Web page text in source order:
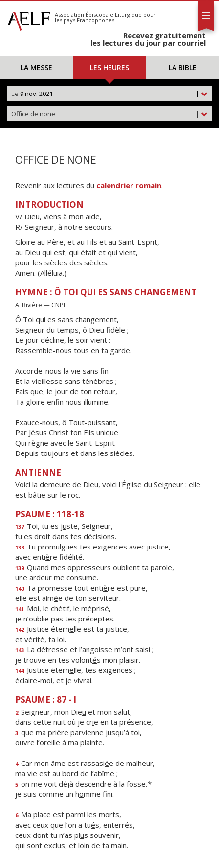
S'abonner
Calendrier
Association Épiscopale Liturgique pour
les pays Francophones
Recevez gratuitement
les lectures du jour par courriel
LA MESSE LES HEURES LA BIBLE
|
Le 9 nov. 2021
|
Office de none
OFFICE DE NONE
Revenir aux lectures du calendrier romain.
INTRODUCTION
V/ Dieu, viens à mon aide,
R/ Seigneur, à notre secours.
Gloire au Père, et au Fils et au Saint-Esprit,
au Dieu qui est, qui était et qui vient,
pour les siècles des siècles.
Amen. (Alléluia.)
HYMNE : Ô TOI QUI ES SANS CHANGEMENT
A. Rivière — CNPL
Ô Toi qui es sans changement,
Seigneur du temps, ô Dieu fidèle ;
Le jour décline, le soir vient :
Rassemble-nous tous en ta garde.
Accorde-nous la vie sans fin
Et la vieillesse sans ténèbres ;
Fais que, le jour de ton retour,
Ta gloire enfin nous illumine.
Exauce-nous, ô Tout-puissant,
Par Jésus Christ ton Fils unique
Qui règne avec le Saint-Esprit
Depuis toujours et dans les siècles.
ANTIENNE
Voici la demeure de Dieu, voici l'Église du Seigneur : elle
est bâtie sur le roc.
PSAUME : 118-18
137 Toi, tu es juste, Seigneur,
tu es droit dans tes décisions.
138 Tu promulgues tes exigences avec justice,
avec entière fidélité.
139 Quand mes oppresseurs oublient ta parole,
une ardeur me consume.
140 Ta promesse tout entière est pure,
elle est aimée de ton serviteur.
141 Moi, le chétif, le méprisé,
je n’oublie pas tes préceptes.
142 Justice éternelle est ta justice,
et vérité, ta loi.
143 La détresse et l’angoisse m’ont saisi ;
je trouve en tes volontés mon plaisir.
144 Justice éternelle, tes exigences ;
éclaire-moi, et je vivrai.
PSAUME : 87 - I
2 Seigneur, mon Dieu et mon salut,
dans cette nuit où je crie en ta présence,
3 que ma prière parvienne jusqu’à toi,
ouvre l’oreille à ma plainte.
4 Car mon âme est rassasiée de malheur,
ma vie est au bord de l’abîme ;
5 on me voit déjà descendre à la fosse,*
je suis comme un homme fini.
6 Ma place est parmi les morts,
avec ceux que l’on a tués, enterrés,
ceux dont tu n’as plus souvenir,
qui sont exclus, et loin de ta main.